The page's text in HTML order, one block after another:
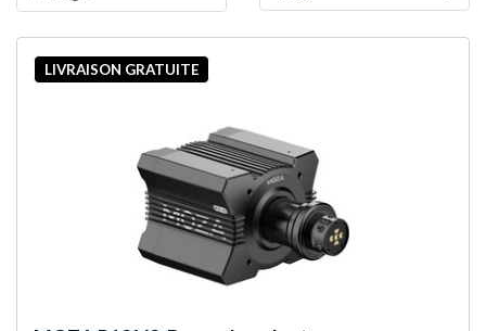
LIVRAISON GRATUITE